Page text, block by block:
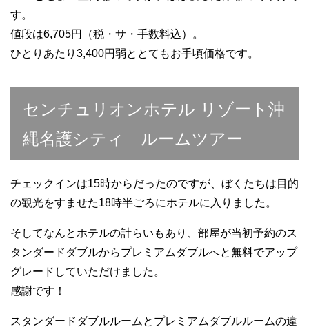
す。
値段は6,705円（税・サ・手数料込）。
ひとりあたり3,400円弱ととてもお手頃価格です。
センチュリオンホテル リゾート沖
縄名護シティ ルームツアー
チェックインは15時からだったのですが、ぼくたちは目的
の観光をすませた18時半ごろにホテルに入りました。
そしてなんとホテルの計らいもあり、部屋が当初予約のス
タンダードダブルからプレミアムダブルへと無料でアップ
グレードしていただけました。
感謝です！
スタンダードダブルルームとプレミアムダブルルームの違